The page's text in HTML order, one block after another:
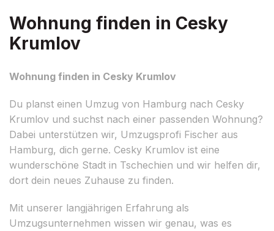
Wohnung finden in Cesky
Krumlov
Wohnung finden in Cesky Krumlov
Du planst einen Umzug von Hamburg nach Cesky
Krumlov und suchst nach einer passenden Wohnung?
Dabei unterstützen wir, Umzugsprofi Fischer aus
Hamburg, dich gerne. Cesky Krumlov ist eine
wunderschöne Stadt in Tschechien und wir helfen dir,
dort dein neues Zuhause zu finden.
Mit unserer langjährigen Erfahrung als
Umzugsunternehmen wissen wir genau, was es